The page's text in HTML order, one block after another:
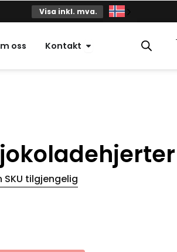
Visa inkl. mva.
oss Kontakt Åpne kontakt
SKU tilgjengelig